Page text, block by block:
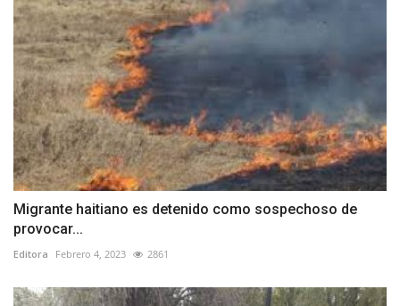
Migrante haitiano es detenido como sospechoso de
provocar...
Editora Febrero 4, 2023 2861